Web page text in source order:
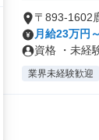
〒893-1602
月給23万円
資格 ・未経
業界未経験歓迎